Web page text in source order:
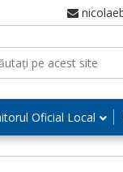
Oficial Local